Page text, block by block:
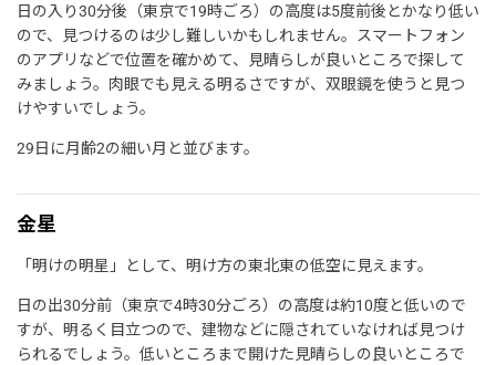
日の入り30分後（東京で19時ごろ）の高度は5度前後とかなり低い
ので、見つけるのは少し難しいかもしれません。スマートフォン
のアプリなどで位置を確かめて、見晴らしが良いところで探して
みましょう。肉眼でも見える明るさですが、双眼鏡を使うと見つ
けやすいでしょう。
29日に月齢2の細い月と並びます。
金星
「明けの明星」として、明け方の東北東の低空に見えます。
日の出30分前（東京で4時30分ごろ）の高度は約10度と低いので
すが、明るく目立つので、建物などに隠されていなければ見つけ
られるでしょう。低いところまで開けた見晴らしの良いところで